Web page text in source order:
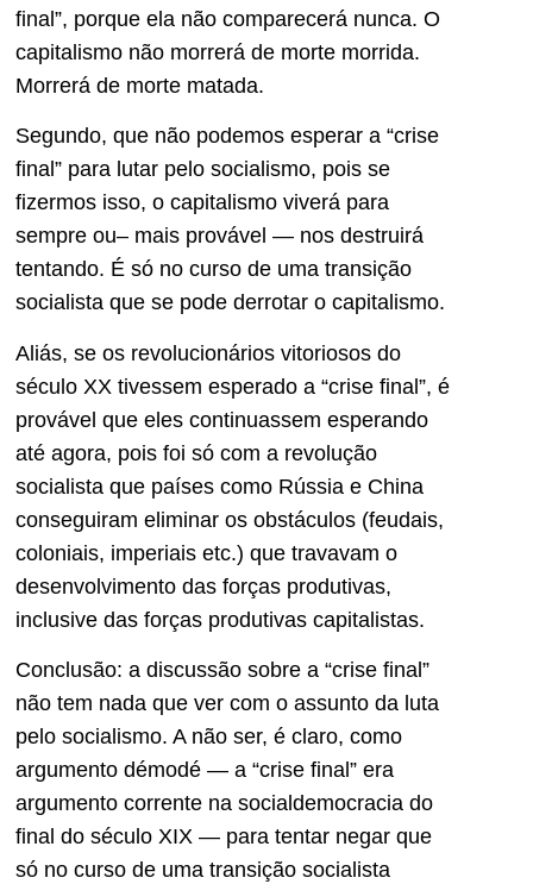
final”, porque ela não comparecerá nunca. O
capitalismo não morrerá de morte morrida.
Morrerá de morte matada.
Segundo, que não podemos esperar a “crise
final” para lutar pelo socialismo, pois se
fizermos isso, o capitalismo viverá para
sempre ou– mais provável — nos destruirá
tentando. É só no curso de uma transição
socialista que se pode derrotar o capitalismo.
Aliás, se os revolucionários vitoriosos do
século XX tivessem esperado a “crise final”, é
provável que eles continuassem esperando
até agora, pois foi só com a revolução
socialista que países como Rússia e China
conseguiram eliminar os obstáculos (feudais,
coloniais, imperiais etc.) que travavam o
desenvolvimento das forças produtivas,
inclusive das forças produtivas capitalistas.
Conclusão: a discussão sobre a “crise final”
não tem nada que ver com o assunto da luta
pelo socialismo. A não ser, é claro, como
argumento démodé — a “crise final” era
argumento corrente na socialdemocracia do
final do século XIX — para tentar negar que
só no curso de uma transição socialista